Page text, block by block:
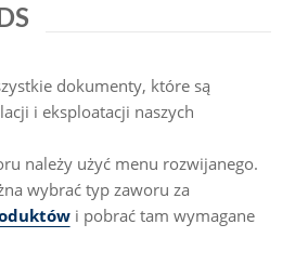
dokumenty, które są
i eksploatacji naszych
należy użyć menu rozwijanego.
wybrać typ zaworu za
i pobrać tam wymagane